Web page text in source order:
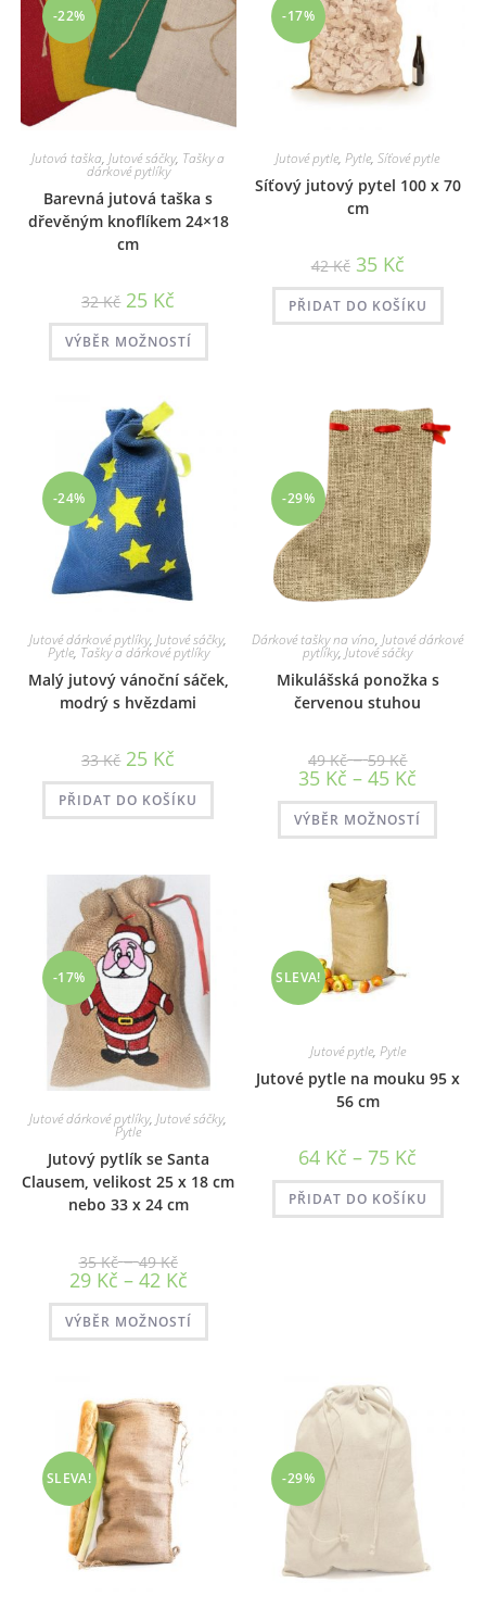
-22%
Jutová taška,Jutové sáčky, Tašky a
dárkové pytlíky
Barevná jutová taška s
dřevěným knoflíkem 24×18
cm
32Kč 25 Kč
VÝBĚR MOŽNOSTÍ
Tento
má
-17%
Jutové pytle,Pytle,Síťové pytle
Síťový jutový pytel 100 x 70
cm
42Kč Původní
cena
byla:
42 Kč.
35 KčAktuální
cena
je:
35 Kč.
PŘIDAT DO KOŠÍKU
-24%
Jutové dárkové pytlíky,Jutové sáčky,
Pytle, Tašky a dárkové pytlíky
Malý jutový vánoční sáček,
modrý s hvězdami
33Kč Původní
cena
byla:
33 Kč.
25 Kč
je:
25 Kč.
PŘIDAT DO KOŠÍKU
-29%
Dárkové tašky na víno,Jutové dárkové
pytlíky,Jutové sáčky
Mikulášská ponožka s
červenou stuhou
49Kč – 59Kčcen:
49 Kč
až
59 Kč
35 Kč – 45 Kč
35 Kč
až
45 Kč
VÝBĚR MOŽNOSTÍ
Tento
má
-17%
Jutové dárkové pytlíky,Jutové sáčky,
Pytle
Jutový pytlík se Santa
Clausem, velikost 25 x 18 cm
nebo 33 x 24 cm
35Kč – 49KčRozpětí
cen:
35 Kč
až
49 Kč
29 Kč – 42 KčRozpětí
cen:
29 Kč
až
42 Kč
VÝBĚR MOŽNOSTÍ
Tento
má
SLEVA!
Jutové pytle, Pytle
Jutové pytle na mouku 95 x
56 cm
64 Kč – 75 Kč
64 Kč
až
75 Kč
PŘIDAT DO KOŠÍKU
SLEVA! -29%